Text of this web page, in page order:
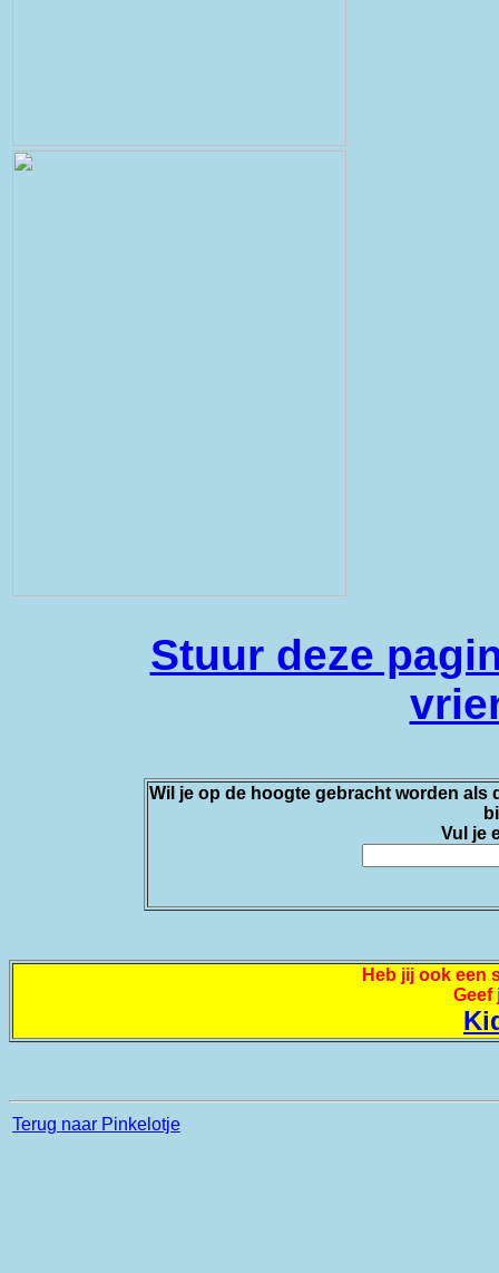
Stuur deze
Wil je op de hoogte gebracht worden als
Vul je
Heb jij ook een
Geef
Terug naar Pinkelotje